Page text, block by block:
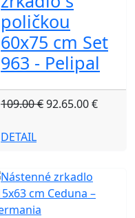
poličkou
60x75 cm Set
963 - Pelipal
109.00 €92.65.00 €
DETAIL